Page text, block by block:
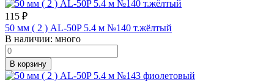
115 ₽
50 мм ( 2 ) AL-50P 5.4 м №140 т.жёлтый
В наличии: много
В корзину